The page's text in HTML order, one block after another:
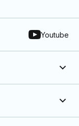
Youtube